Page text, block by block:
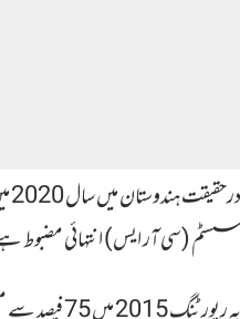
سسٹم (سی آر ایس) انتہائی مضبوط ہے اور 99 فیصد سے زیادہ اموات کے بارے میں معلومات